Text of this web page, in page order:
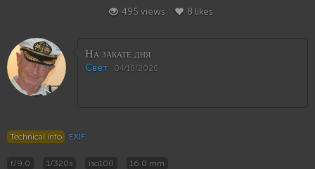
495 views 8 likes
На закате дня
Свет 04/18/2026
Technical info EXIF
f/9.0 1/320s iso100
16.0 mm